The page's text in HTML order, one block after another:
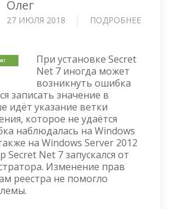
Олег
27 ИЮЛЯ 2018 ПОДРОБНЕЕ
При установке Secret
Net 7 иногда может
возникнуть ошибка
записать значение в
идёт указание ветки
которое не удаётся
наблюдалась на Windows
на Windows Server 2012
Secret Net 7 запускался от
Изменение прав
реестра не помогло